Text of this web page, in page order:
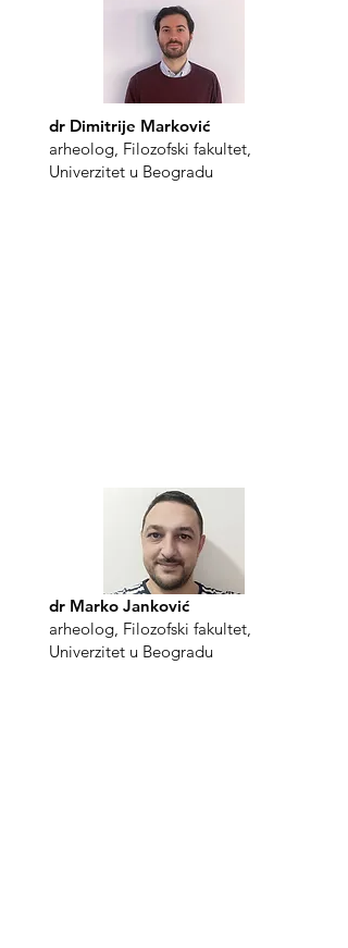
dr Dimitrije Marković
arheolog, Filozofski fakultet,
Univerzitet u Beogradu
dr Marko Janković
arheolog, Filozofski fakultet,
Univerzitet u Beogradu